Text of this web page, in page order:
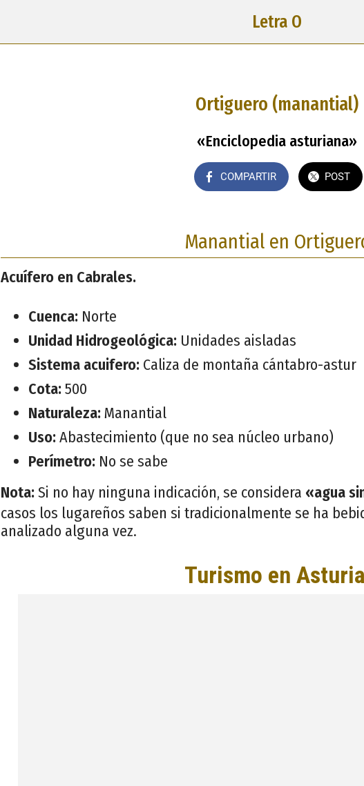
Letra O
Ortiguero (manantial)
«Enciclopedia asturiana»
COMPARTIR POST
Manantial en
Acuífero en Cabrales.
Cuenca: Norte
Unidad Hidrogeológica: Unidades aisladas
Sistema acuifero: Caliza de montaña cántabro-astur
Cota: 500
Naturaleza: Manantial
Uso: Abastecimiento (que no sea núcleo urbano)
Perímetro: No se sabe
Nota: Si no hay ninguna indicación, se considera «agua
casos los lugareños saben si tradicionalmente se ha
analizado alguna vez.